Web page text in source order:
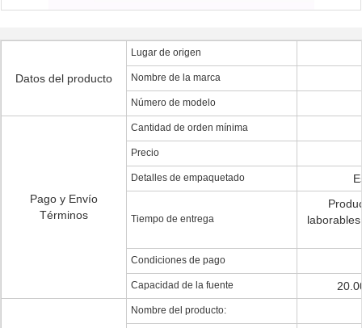
Datos del producto
Lugar de origen
Nombre de la marca
Número de modelo
Pago y Envío
Términos
Cantidad de orden mínima
Precio
Detalles de empaquetado
Tiempo de entrega
Condiciones de pago
Capacidad de la fuente
Nombre del producto: